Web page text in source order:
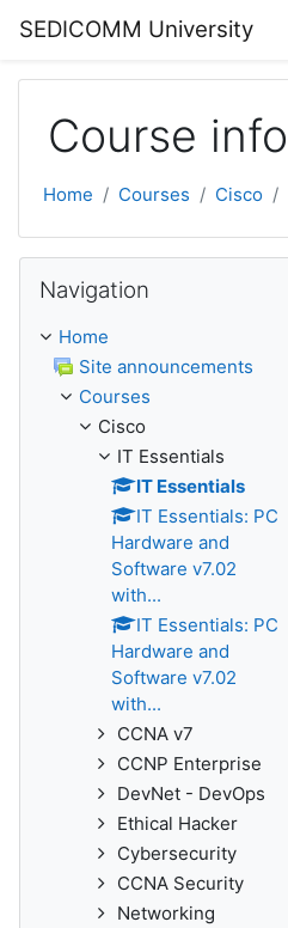
SEDICOMM University
Course info
Home Courses Cisco
Navigation
Home
Site announcements
Courses
Cisco
IT Essentials
IT Essentials
IT Essentials: PC
Hardware and
Software v7.02
with...
IT Essentials: PC
Hardware and
Software v7.02
with...
CCNA v7
CCNP Enterprise
DevNet - DevOps
Ethical Hacker
Cybersecurity
CCNA Security
Networking